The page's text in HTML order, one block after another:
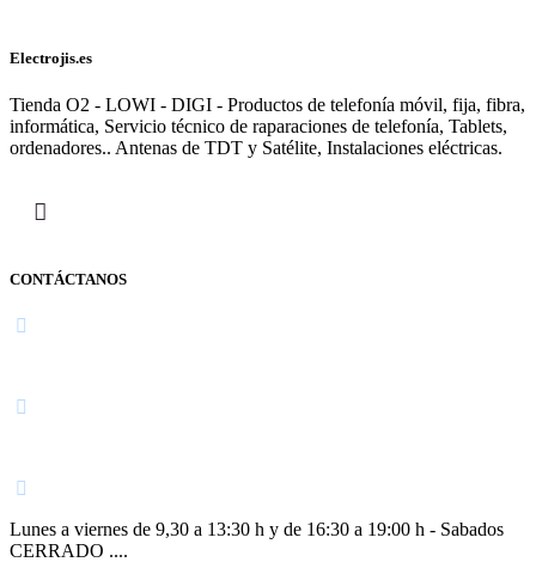
Electrojis.es
Tienda O2 - LOWI - DIGI - Productos de telefonía móvil, fija, fibra,
informática, Servicio técnico de raparaciones de telefonía, Tablets,
ordenadores.. Antenas de TDT y Satélite, Instalaciones eléctricas.
CONTÁCTANOS
Lunes a viernes de 9,30 a 13:30 h y de 16:30 a 19:00 h - Sabados
CERRADO ....